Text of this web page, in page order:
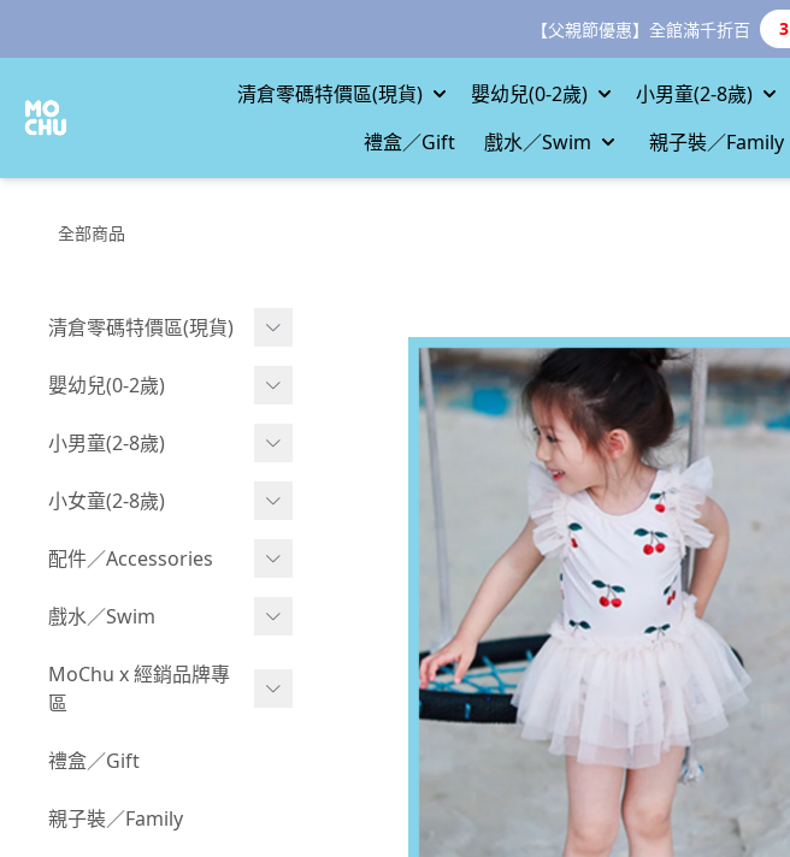
【父親節優惠】全館滿千折百 3
清倉零碼特價區(現貨) 嬰幼兒(0-2歲) 小男童(2-8歲)
禮盒／Gift
戲水／Swim 親子裝／Family
全部商品
清倉零碼特價區(現貨)
現貨.寶寶
現貨.男童
嬰幼兒(0-2歲)
BABY 包屁衣(短袖)
BABY 包屁衣(長袖)
BABY 外套
BABY 上身(短袖)
BABY 下身(短褲)
BABY 下身(長褲)
小男童(2-8歲)
Boy 上身(短袖)
Boy 上身(長袖)
Boy 套裝(短袖)
叢林探險系列
小女童(2-8歲)
Girl 上身(短袖)
Girl 上身(長袖)
Girl 下身(長褲)
Girl 套裝(短袖)
配件／Accessories
Acc 口水巾
Acc 襪子
Acc 鞋子
Acc 餐具
戲水／Swim
泳裝
泳具
野餐趣
MoChu x 經銷品牌專
區
©Wonchi 台灣 ｜ 兒童軟
©Disney 美國｜嬰兒用品
禮盒／Gift
親子裝／Family